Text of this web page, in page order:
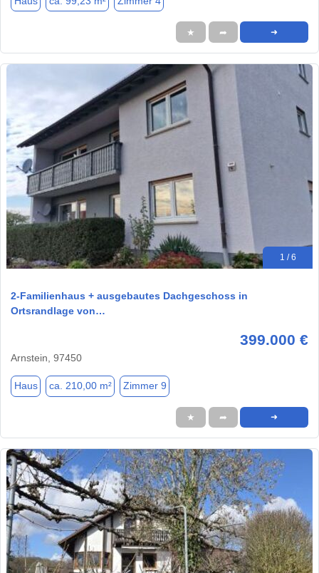
★ ➦ ➜
1 / 6
2-Familienhaus + ausgebautes Dachgeschoss in
Ortsrandlage von…
399.000 €
Arnstein, 97450
Haus ca. 210,00 m² Zimmer 9
★ ➦ ➜